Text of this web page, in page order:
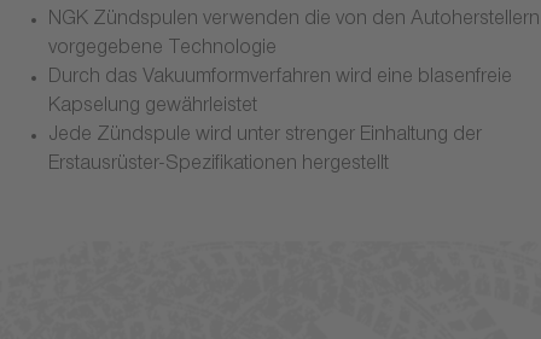
NGK Zündspulen verwenden die von den Autoherstellern
vorgegebene Technologie
Durch das Vakuumformverfahren wird eine blasenfreie
Kapselung gewährleistet
Jede Zündspule wird unter strenger Einhaltung der
Erstausrüster-Spezifikationen hergestellt